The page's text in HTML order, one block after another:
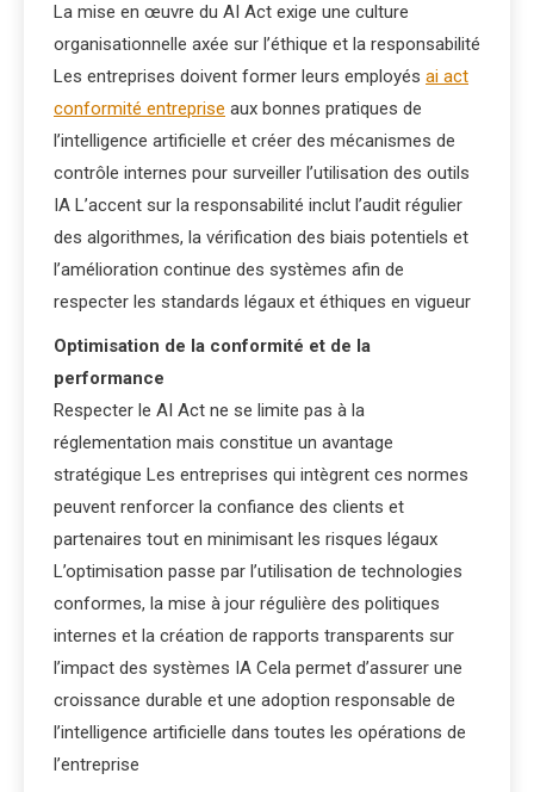
La mise en œuvre du AI Act exige une culture
organisationnelle axée sur l’éthique et la responsabilité
Les entreprises doivent former leurs employés ai act
conformité entreprise aux bonnes pratiques de
l’intelligence artificielle et créer des mécanismes de
contrôle internes pour surveiller l’utilisation des outils
IA L’accent sur la responsabilité inclut l’audit régulier
des algorithmes, la vérification des biais potentiels et
l’amélioration continue des systèmes afin de
respecter les standards légaux et éthiques en vigueur
Optimisation de la conformité et de la
performance
Respecter le AI Act ne se limite pas à la
réglementation mais constitue un avantage
stratégique Les entreprises qui intègrent ces normes
peuvent renforcer la confiance des clients et
partenaires tout en minimisant les risques légaux
L’optimisation passe par l’utilisation de technologies
conformes, la mise à jour régulière des politiques
internes et la création de rapports transparents sur
l’impact des systèmes IA Cela permet d’assurer une
croissance durable et une adoption responsable de
l’intelligence artificielle dans toutes les opérations de
l’entreprise